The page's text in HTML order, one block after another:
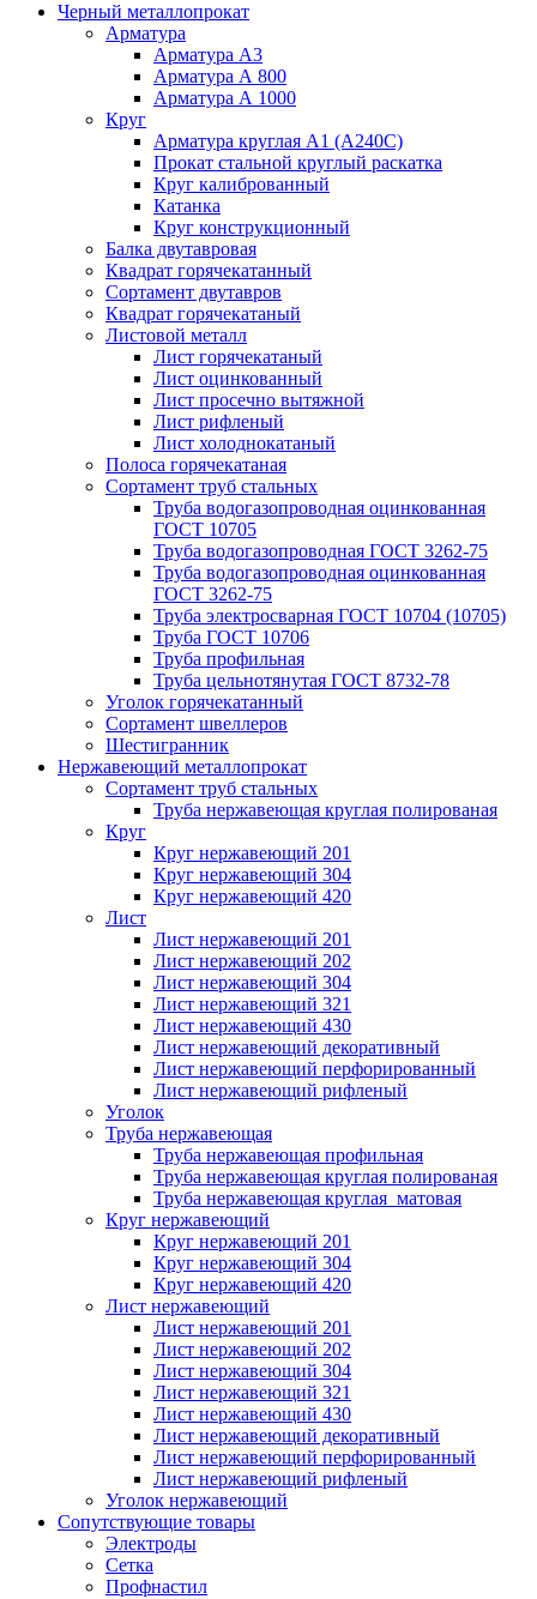
Черный металлопрокат
Арматура
Арматура А3
Арматура А 800
Арматура А 1000
Круг
Арматура круглая А1 (А240C)
Прокат стальной круглый раскатка
Круг калиброванный
Катанка
Круг конструкционный
Балка двутавровая
Квадрат горячекатанный
Сортамент двутавров
Квадрат горячекатаный
Листовой металл
Лист горячекатаный
Лист оцинкованный
Лист просечно вытяжной
Лист рифленый
Лист холоднокатаный
Полоса горячекатаная
Сортамент труб стальных
Труба водогазопроводная оцинкованная
ГОСТ 10705
Труба водогазопроводная ГОСТ 3262-75
Труба водогазопроводная оцинкованная
ГОСТ 3262-75
Труба электросварная ГОСТ 10704 (10705)
Труба ГОСТ 10706
Труба профильная
Труба цельнотянутая ГОСТ 8732-78
Уголок горячекатанный
Сортамент швеллеров
Шестигранник
Нержавеющий металлопрокат
Сортамент труб стальных
Труба нержавеющая круглая полированая
Круг
Круг нержавеющий 201
Круг нержавеющий 304
Круг нержавеющий 420
Лист
Лист нержавеющий 201
Лист нержавеющий 202
Лист нержавеющий 304
Лист нержавеющий 321
Лист нержавеющий 430
Лист нержавеющий декоративный
Лист нержавеющий перфорированный
Лист нержавеющий рифленый
Уголок
Труба нержавеющая
Труба нержавеющая профильная
Труба нержавеющая круглая полированая
Труба нержавеющая круглая матовая
Круг нержавеющий
Круг нержавеющий 201
Круг нержавеющий 304
Круг нержавеющий 420
Лист нержавеющий
Лист нержавеющий 201
Лист нержавеющий 202
Лист нержавеющий 304
Лист нержавеющий 321
Лист нержавеющий 430
Лист нержавеющий декоративный
Лист нержавеющий перфорированный
Лист нержавеющий рифленый
Уголок нержавеющий
Cопутствующие товары
Электроды
Сетка
Профнастил